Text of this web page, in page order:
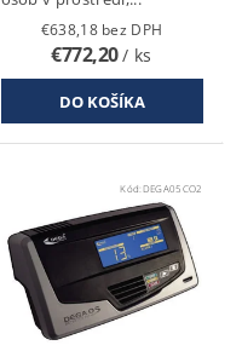
€638,18 bez DPH
€772,20/ ks
Kód: DEGA05CO2